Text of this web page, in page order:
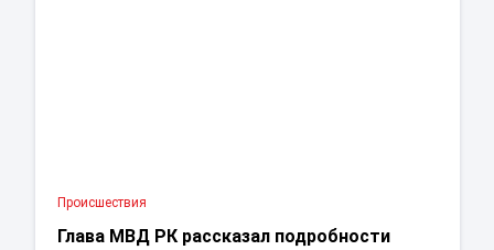
Проиcшествия
Глава МВД РК рассказал подробности